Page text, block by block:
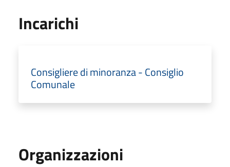
Incarichi
Consigliere di minoranza - Consiglio
Comunale
Organizzazioni